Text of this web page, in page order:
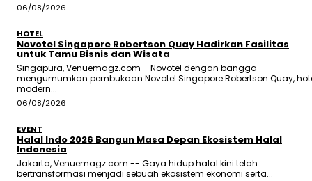
06/08/2026
HOTEL
Novotel Singapore Robertson Quay Hadirkan Fasilitas
untuk Tamu Bisnis dan Wisata
Singapura, Venuemagz.com – Novotel dengan bangga
mengumumkan pembukaan Novotel Singapore Robertson Quay,
modern...
06/08/2026
EVENT
Halal Indo 2026 Bangun Masa Depan Ekosistem Halal
Indonesia
Jakarta, Venuemagz.com -- Gaya hidup halal kini telah
bertransformasi menjadi sebuah ekosistem ekonomi serta...